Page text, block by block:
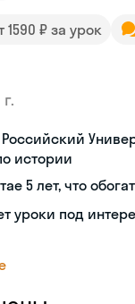
1590 ₽ за урок
г.
истории
5 лет, что
уроки под